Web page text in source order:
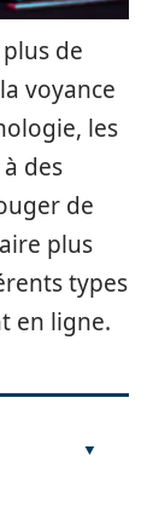
de
voyance
les
des
de
plus
types
en ligne.